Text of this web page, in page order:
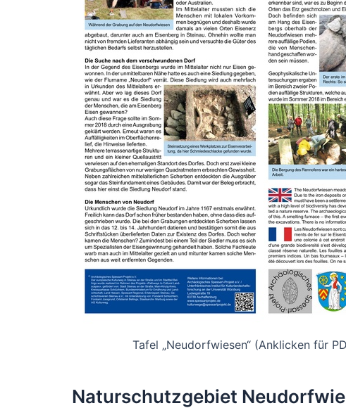
Tafel „Neudorfwiesen“ (Anklicken für
Naturschutzgebiet